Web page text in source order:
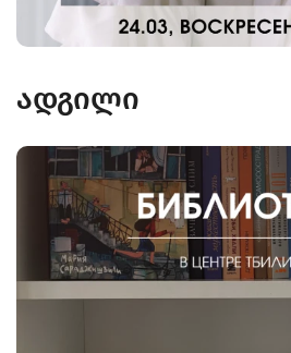
ადგილი